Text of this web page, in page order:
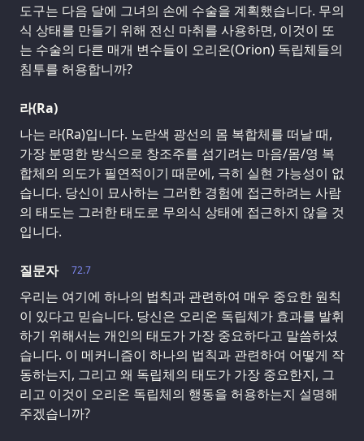
도구는 다음 달에 그녀의 손에 수술을 계획했습니다. 무의
식 상태를 만들기 위해 전신 마취를 사용하면, 이것이 또
는 수술의 다른 매개 변수들이 오리온(Orion) 독립체들의
침투를 허용합니까?
라(Ra)
나는 라(Ra)입니다. 노란색 광선의 몸 복합체를 떠날 때,
가장 분명한 방식으로 창조주를 섬기려는 마음/몸/영 복
합체의 의도가 필연적이기 때문에, 극히 실현 가능성이 없
습니다. 당신이 묘사하는 그러한 경험에 접근하려는 사람
의 태도는 그러한 태도로 무의식 상태에 접근하지 않을 것
입니다.
72.7
질문자
우리는 여기에 하나의 법칙과 관련하여 매우 중요한 원칙
이 있다고 믿습니다. 당신은 오리온 독립체가 효과를 발휘
하기 위해서는 개인의 태도가 가장 중요하다고 말씀하셨
습니다. 이 메커니즘이 하나의 법칙과 관련하여 어떻게 작
동하는지, 그리고 왜 독립체의 태도가 가장 중요한지, 그
리고 이것이 오리온 독립체의 행동을 허용하는지 설명해
주겠습니까?